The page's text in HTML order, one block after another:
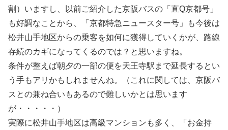
割）いますし、以前ご紹介した京阪バスの「直Q京都号」
も好調なことから、「京都特急ニュースター号」も今後は
松井山手地区からの乗客を如何に獲得していくかが、路線
存続のカギになってくるのでは？と思いますね。
条件が整えば朝夕の一部の便を天王寺駅まで延長するとい
う手もアリかもしれませんね。（これに関しては、京阪バ
スとの兼ね合いもあるので難しいかとは思います
が・・・・・）
実際に松井山手地区は高級マンションも多く、「お金持